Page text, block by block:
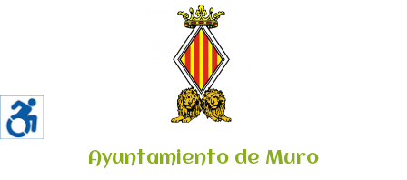
Ayuntamiento de Muro